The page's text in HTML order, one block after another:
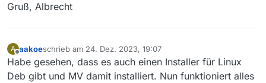
Gruß, Albrecht
A
Offline
aakoeschrieb am 24. Dez. 2023, 19:07
zuletzt editiert von
Habe gesehen, dass es auch einen Installer für Linux
Deb gibt und MV damit installiert. Nun funktioniert alles